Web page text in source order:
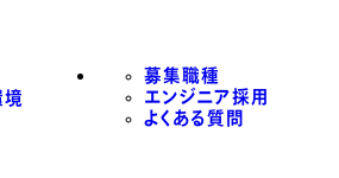
境
募集職種
エンジニア採用
よくある質問